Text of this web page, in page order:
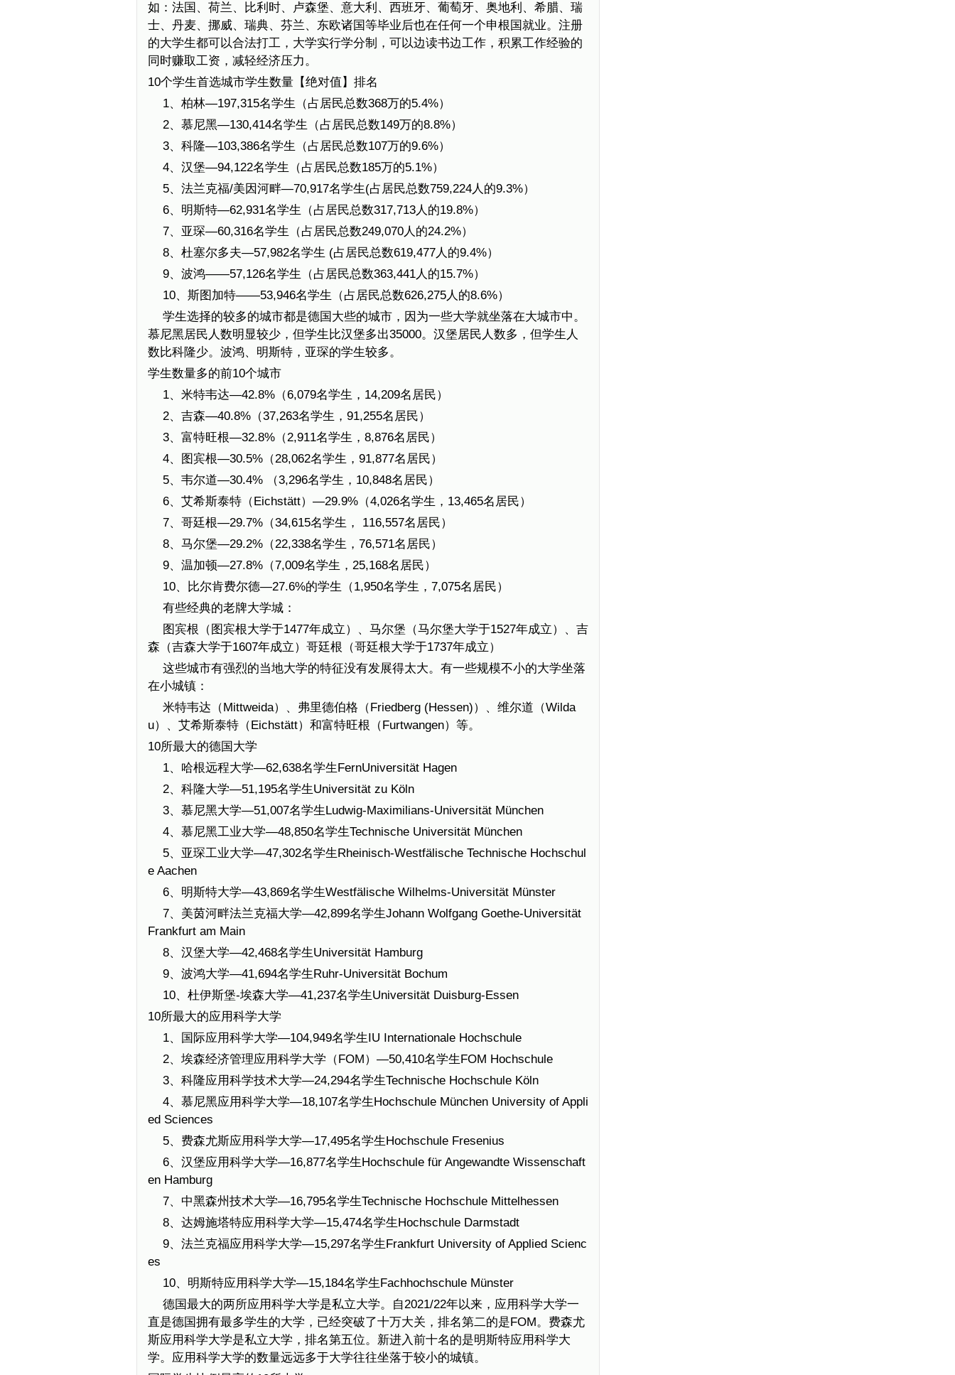
如：法国、荷兰、比利时、卢森堡、意大利、西班牙、葡萄牙、奥地利、希腊、瑞
士、丹麦、挪威、瑞典、芬兰、东欧诸国等毕业后也在任何一个申根国就业。注册
的大学生都可以合法打工，大学实行学分制，可以边读书边工作，积累工作经验的
同时赚取工资，减轻经济压力。
10个学生首选城市学生数量【绝对值】排名
1、柏林—197,315名学生（占居民总数368万的5.4%）
2、慕尼黑—130,414名学生（占居民总数149万的8.8%）
3、科隆—103,386名学生（占居民总数107万的9.6%）
4、汉堡—94,122名学生（占居民总数185万的5.1%）
5、法兰克福/美因河畔—70,917名学生(占居民总数759,224人的9.3%）
6、明斯特—62,931名学生（占居民总数317,713人的19.8%）
7、亚琛—60,316名学生（占居民总数249,070人的24.2%）
8、杜塞尔多夫—57,982名学生 (占居民总数619,477人的9.4%）
9、波鸿——57,126名学生（占居民总数363,441人的15.7%）
10、斯图加特——53,946名学生（占居民总数626,275人的8.6%）
学生选择的较多的城市都是德国大些的城市，因为一些大学就坐落在大城市中。
慕尼黑居民人数明显较少，但学生比汉堡多出35000。汉堡居民人数多，但学生人
数比科隆少。波鸿、明斯特，亚琛的学生较多。
学生数量多的前10个城市
1、米特韦达—42.8%（6,079名学生，14,209名居民）
2、吉森—40.8%（37,263名学生，91,255名居民）
3、富特旺根—32.8%（2,911名学生，8,876名居民）
4、图宾根—30.5%（28,062名学生，91,877名居民）
5、韦尔道—30.4% （3,296名学生，10,848名居民）
6、艾希斯泰特（Eichstätt）—29.9%（4,026名学生，13,465名居民）
7、哥廷根—29.7%（34,615名学生， 116,557名居民）
8、马尔堡—29.2%（22,338名学生，76,571名居民）
9、温加顿—27.8%（7,009名学生，25,168名居民）
10、比尔肯费尔德—27.6%的学生（1,950名学生，7,075名居民）
有些经典的老牌大学城：
图宾根（图宾根大学于1477年成立）、马尔堡（马尔堡大学于1527年成立）、吉
森（吉森大学于1607年成立）哥廷根（哥廷根大学于1737年成立）
这些城市有强烈的当地大学的特征没有发展得太大。有一些规模不小的大学坐落
在小城镇：
米特韦达（Mittweida）、弗里德伯格（Friedberg (Hessen)）、维尔道（Wilda
u）、艾希斯泰特（Eichstätt）和富特旺根（Furtwangen）等。
10所最大的德国大学
1、哈根远程大学—62,638名学生FernUniversität Hagen
2、科隆大学—51,195名学生Universität zu Köln
3、慕尼黑大学—51,007名学生Ludwig-Maximilians-Universität München
4、慕尼黑工业大学—48,850名学生Technische Universität München
5、亚琛工业大学—47,302名学生Rheinisch-Westfälische Technische Hochschul
e Aachen
6、明斯特大学—43,869名学生Westfälische Wilhelms-Universität Münster
7、美茵河畔法兰克福大学—42,899名学生Johann Wolfgang Goethe-Universität
Frankfurt am Main
8、汉堡大学—42,468名学生Universität Hamburg
9、波鸿大学—41,694名学生Ruhr-Universität Bochum
10、杜伊斯堡-埃森大学—41,237名学生Universität Duisburg-Essen
10所最大的应用科学大学
1、国际应用科学大学—104,949名学生IU Internationale Hochschule
2、埃森经济管理应用科学大学（FOM）—50,410名学生FOM Hochschule
3、科隆应用科学技术大学—24,294名学生Technische Hochschule Köln
4、慕尼黑应用科学大学—18,107名学生Hochschule München University of Appli
ed Sciences
5、费森尤斯应用科学大学—17,495名学生Hochschule Fresenius
6、汉堡应用科学大学—16,877名学生Hochschule für Angewandte Wissenschaft
en Hamburg
7、中黑森州技术大学—16,795名学生Technische Hochschule Mittelhessen
8、达姆施塔特应用科学大学—15,474名学生Hochschule Darmstadt
9、法兰克福应用科学大学—15,297名学生Frankfurt University of Applied Scienc
es
10、明斯特应用科学大学—15,184名学生Fachhochschule Münster
德国最大的两所应用科学大学是私立大学。自2021/22年以来，应用科学大学一
直是德国拥有最多学生的大学，已经突破了十万大关，排名第二的是FOM。费森尤
斯应用科学大学是私立大学，排名第五位。新进入前十名的是明斯特应用科学大
学。应用科学大学的数量远远多于大学往往坐落于较小的城镇。